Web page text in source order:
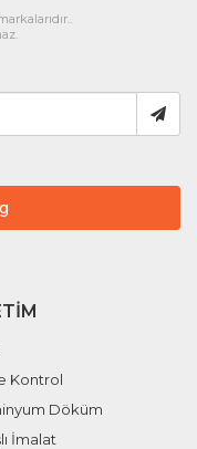
Kontrol
Döküm
İmalat